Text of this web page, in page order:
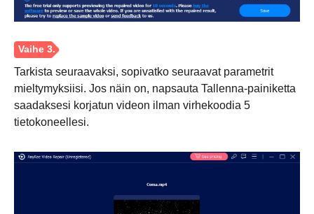
Tarkista seuraavaksi, sopivatko seuraavat parametrit
mieltymyksiisi. Jos näin on, napsauta Tallenna-painiketta
saadaksesi korjatun videon ilman virhekoodia 5
tietokoneellesi.